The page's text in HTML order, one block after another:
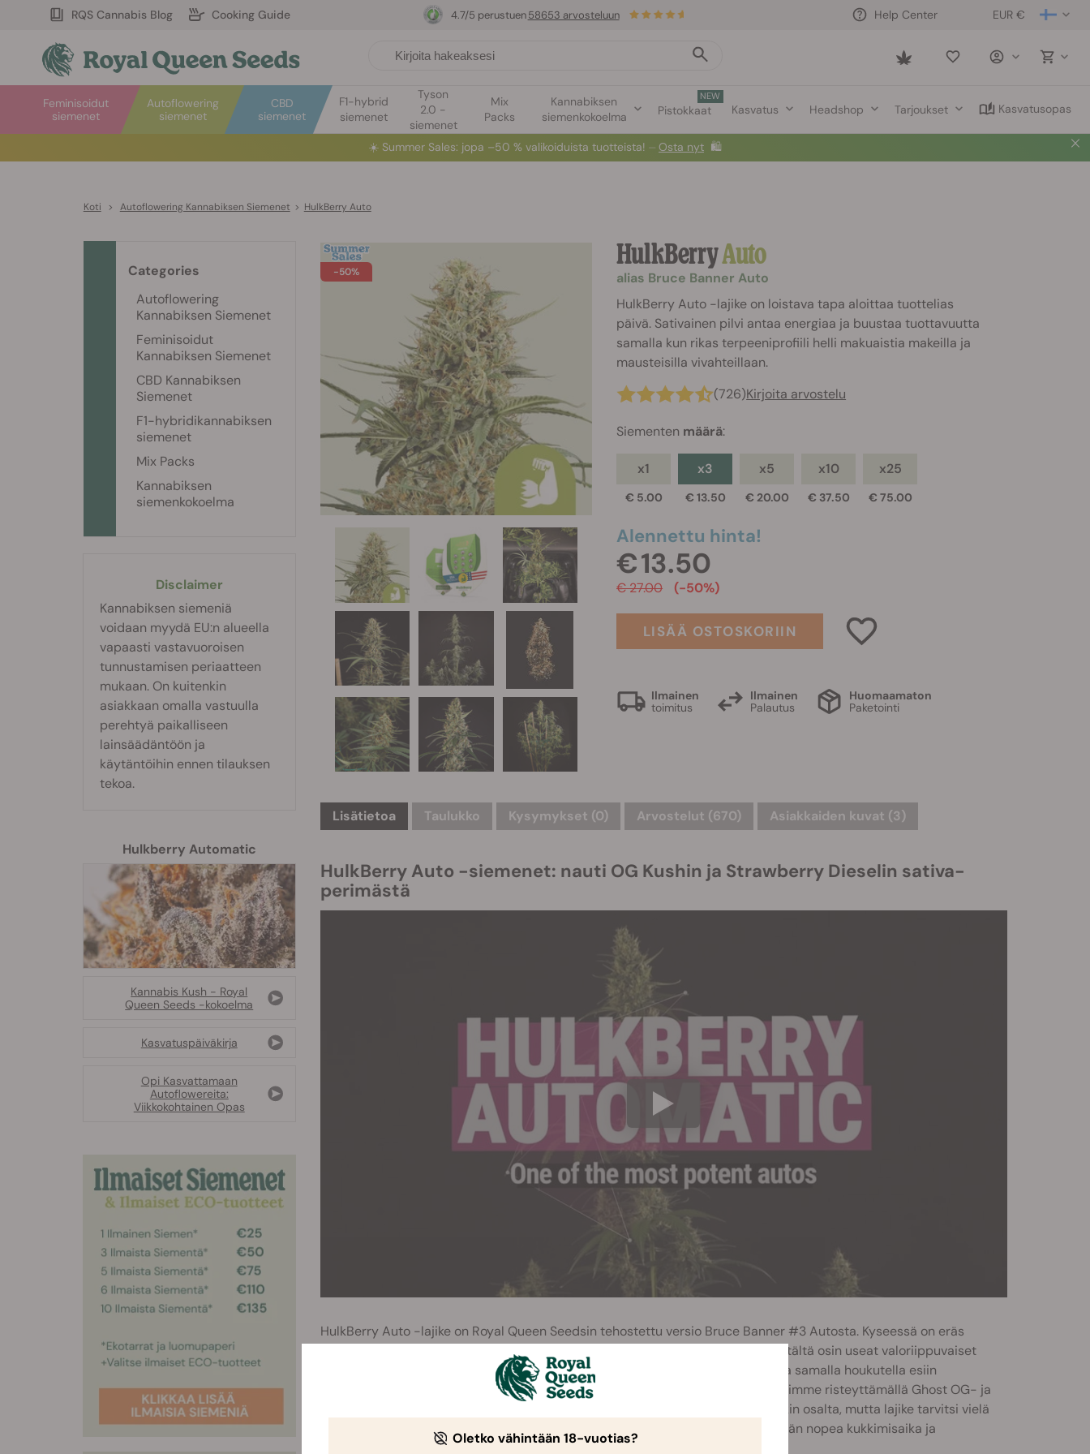
RQS Cannabis Blog Cooking Guide EUR €
Help Center
Saved
Autoflowering
siemenet
Feminisoidut
siemenet
CBD
siemenet
F1-hybrid
siemenet
Tyson
2.0 -
siemenet
Mix
Packs
Kannabiksen
siemenkokoelma
NEW
Pistokkaat Kasvatus Headshop Tarjoukset Kasvatusopas
4.7/5 perustuen 58653 arvosteluun
☀️ Summer Sales: jopa –50 % valikoiduista tuotteista! ⏤ Osta nyt 🛍️
Koti > Autoflowering Kannabiksen Siemenet > HulkBerry Auto
-50%
HulkBerryAuto
alias Bruce Banner Auto
HulkBerry Auto -lajike on loistava tapa aloittaa tuottelias
päivä. Sativainen pilvi antaa energiaa ja buustaa tuottavuutta
samalla kun rikas terpeeniprofiili helli makuaistia makeilla ja
mausteisilla vivahteillaan.
(726)Kirjoita arvostelu
Siementen määrä:
x1
€ 5.00
x3
€ 13.50
x5
€ 20.00
x10
€ 37.50
x25
€ 75.00
Alennettu hinta!
€ 13.50
€ 27.00 (-50%)
LISÄÄ OSTOSKORIIN
Ilmainen
toimitus
Ilmainen
Palautus
Huomaamaton
Paketointi
Lisätietoa Taulukko Kysymykset (0) Arvostelut (670) Asiakkaiden kuvat (3)
HulkBerry Auto -siemenet: nauti OG Kushin ja Strawberry Dieselin sativa-
perimästä
HulkBerry Auto -lajike on Royal Queen Seedsin tehostettu versio Bruce Banner #3 Autosta. Kyseessä on eräs
vahvimmista autoflowereista ja potkua löytyykin niin paljon, että taakse jäävät tältä osin useat valoriippuvaiset
lajikkeet. Halusimme toisintaa Bruce Banner #3 Auto -lajikkeen silkan voiman ja samalla houkutella esiin
monimuotoisen ja miellyttävän terpeeniprofiilin. Tämän saavuttaaksemme aloitimme risteyttämällä Ghost OG- ja
Strawberry Diesel -lajikkeet.Tulokset olivat lupaavia niin maun kuin vahvuudenkin osalta, mutta lajike tarvitsi vielä
autoflower-geenejä. Tässä kohtaa kuvaan astui Diesel:n autoflower-versio. Tämän nopea kukkimisaika ja
suhteellinen vahvuus tekivät lajikkeesta parhaan kandidaatin tähän tehtävään.
Categories
Autoflowering
Kannabiksen Siemenet
Feminisoidut
Kannabiksen Siemenet
CBD Kannabiksen
Siemenet
F1-hybridikannabiksen
siemenet
Mix Packs
Kannabiksen
siemenkokoelma
Disclaimer
Kannabiksen siemeniä
voidaan myydä EU:n alueella
vapaasti vastavuoroisen
tunnustamisen periaatteen
mukaan. On kuitenkin
asiakkaan omalla vastuulla
perehtyä paikalliseen
lainsäädäntöön ja
käytäntöihin ennen tilauksen
tekoa.
Hulkberry Automatic
Kannabis Kush - Royal
Queen Seeds -kokoelma
Kasvatuspäiväkirja
Opi Kasvattamaan
Autoflowereita:
Viikkokohtainen Opas
Oletko vähintään 18-vuotias?